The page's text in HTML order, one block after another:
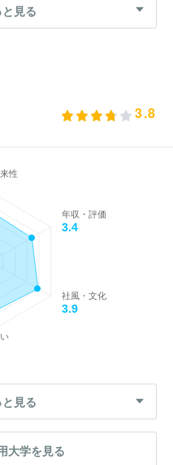
見る
3.8
性
年収・評価
3.4
社風・文化
3.9
見る
大学を見る